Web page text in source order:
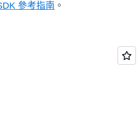
參考指南 。